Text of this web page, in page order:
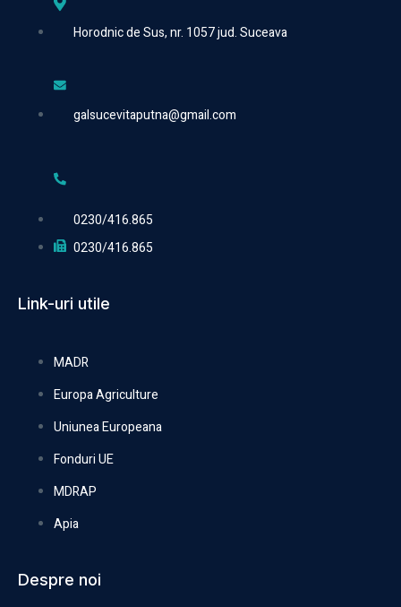
Horodnic de Sus, nr. 1057 jud. Suceava
galsucevitaputna@gmail.com
0230/416.865
0230/416.865
Link-uri utile
MADR
Europa Agriculture
Uniunea Europeana
Fonduri UE
MDRAP
Apia
Despre noi